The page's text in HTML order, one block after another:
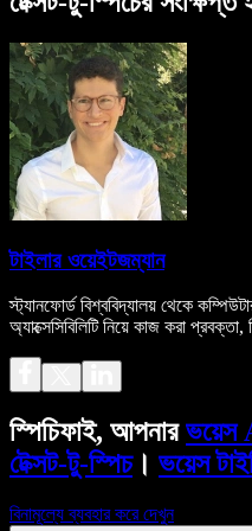
টাইলার ওয়েইটজম্যান
স্ট্যানফোর্ড বিশ্ববিদ্যালয় থেকে
অ্যাক্সেসিবিলিটি নিয়ে কাজ করা
স্পিচিফাই, আপনারভয়েস
টেক্সট-টু-স্পিচ। ভয়েস
বিনামূল্যে ব্যবহার করে দেখুন